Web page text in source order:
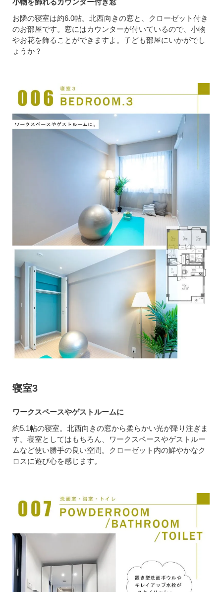
小物を飾れるカウンター付き窓
お隣の寝室は約6.0帖。北西向きの窓と、クローゼット付き
のお部屋です。窓にはカウンターが付いているので、小物
やお花を飾ることができますよ。子ども部屋にいかがでし
ょうか？
寝室3
ワークスペースやゲストルームに
約5.1帖の寝室。北西向きの窓から柔らかい光が降り注ぎま
す。寝室としてはもちろん、ワークスペースやゲストルー
ムなど使い勝手の良い空間。クローゼット内の鮮やかなク
ロスに遊び心を感じます。